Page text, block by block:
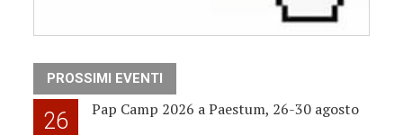
PROSSIMI EVENTI
26 Pap Camp 2026 a Paestum, 26-30 agosto